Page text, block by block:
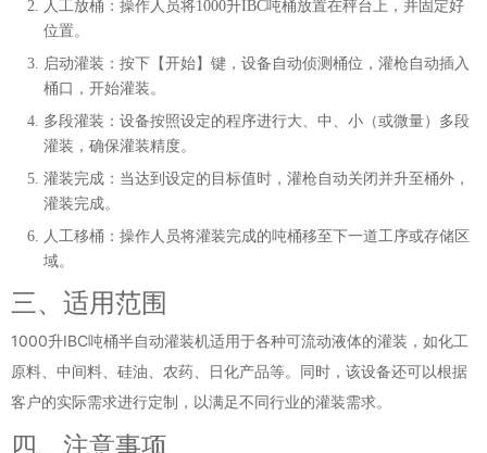
人工放桶 ：操作人员将1000升IBC吨桶放置在秤台上，并固定好
位置。
启动灌装 ：按下【开始】键，设备自动侦测桶位，灌枪自动插入
桶口，开始灌装。
多段灌装 ：设备按照设定的程序进行大、中、小（或微量）多段
灌装，确保灌装精度。
灌装完成 ：当达到设定的目标值时，灌枪自动关闭并升至桶外，
灌装完成。
人工移桶 ：操作人员将灌装完成的吨桶移至下一道工序或存储区
域。
三、适用范围
1000升IBC吨桶半自动灌装机适用于各种可流动液体的灌装，如化工
原料、中间料、硅油、农药、日化产品等。同时，该设备还可以根据
客户的实际需求进行定制，以满足不同行业的灌装需求。
四、注意事项